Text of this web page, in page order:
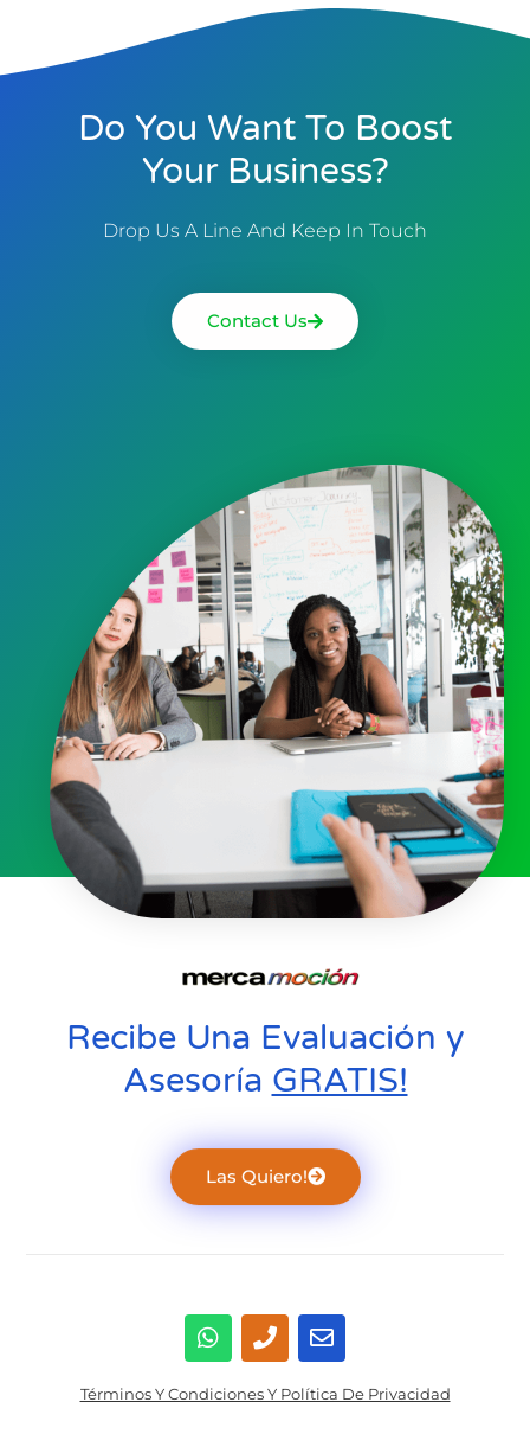
Do You Want To Boost
Your Business?
Drop Us A Line And Keep In Touch
Contact Us
Recibe Una Evaluación y
Asesoría GRATIS!
Las Quiero!
Términos Y Condiciones Y Política De Privacidad